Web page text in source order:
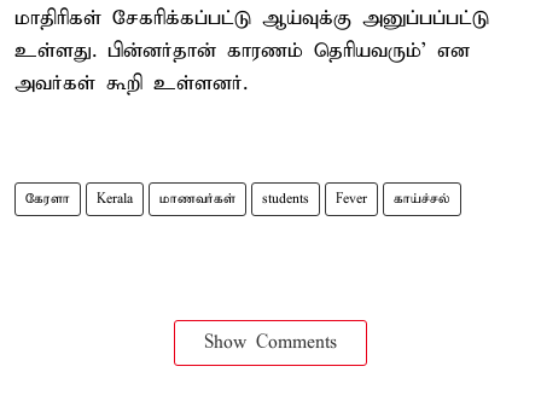
மாதிரிகள் சேகரிக்கப்பட்டு ஆய்வுக்கு அனுப்பப்பட்டு
உள்ளது. பின்னர்தான் காரணம் தெரியவரும்' என
அவர்கள் கூறி உள்ளனர்.
கேரளா Kerala மாணவர்கள் students Fever காய்ச்சல்
Show Comments